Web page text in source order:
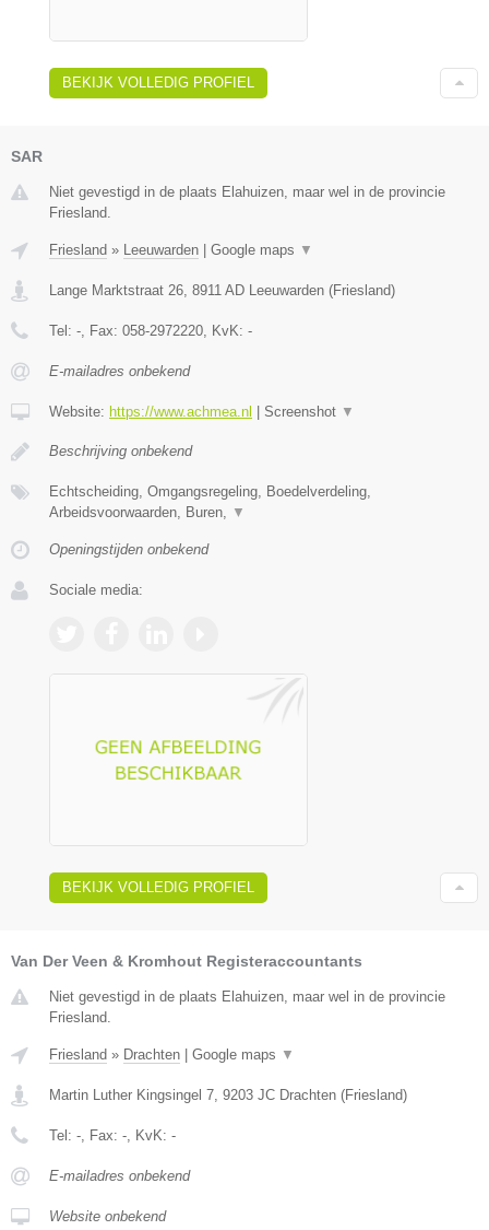
BEKIJK VOLLEDIG PROFIEL
SAR
Niet gevestigd in de plaats Elahuizen, maar wel in de provincie
Friesland.
Friesland » Leeuwarden | Google maps ▼
Lange Marktstraat 26 8911 AD Leeuwarden (Friesland)
Tel: - , Fax: 058-2972220 , KvK: -
E-mailadres onbekend
Website: https://www.achmea.nl | Screenshot ▼
Beschrijving onbekend
Echtscheiding, Omgangsregeling, Boedelverdeling,
Arbeidsvoorwaarden, Buren,
▼
Openingstijden onbekend
Sociale media:
BEKIJK VOLLEDIG PROFIEL
Van Der Veen & Kromhout Registeraccountants
Niet gevestigd in de plaats Elahuizen, maar wel in de provincie
Friesland.
Friesland » Drachten Google maps ▼
Martin Luther Kingsingel 7, 9203 JC Drachten (Friesland)
Tel: -, Fax: -, KvK: -
E-mailadres onbekend
Website onbekend